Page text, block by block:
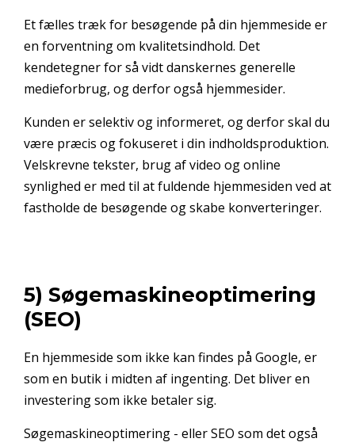
Et fælles træk for besøgende på din hjemmeside er
en forventning om kvalitetsindhold. Det
kendetegner for så vidt danskernes generelle
medieforbrug, og derfor også hjemmesider.
Kunden er selektiv og informeret, og derfor skal du
være præcis og fokuseret i din indholdsproduktion.
Velskrevne tekster, brug af video og online
synlighed er med til at fuldende hjemmesiden ved at
fastholde de besøgende og skabe konverteringer.
5) Søgemaskineoptimering
(SEO)
En hjemmeside som ikke kan findes på Google, er
som en butik i midten af ingenting. Det bliver en
investering som ikke betaler sig.
Søgemaskineoptimering - eller SEO som det også